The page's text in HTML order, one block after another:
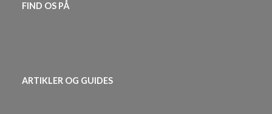
FIND OS PÅ
ARTIKLER OG GUIDES